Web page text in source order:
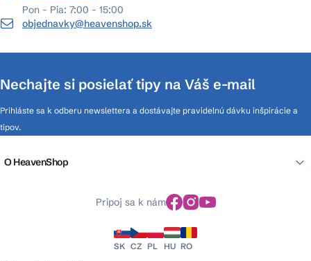
Pon - Pia: 7:00 - 15:00
objednavky@heavenshop.sk
Nechajte si posielať tipy na Váš e-mail
Prihláste sa k odberu newslettera a dostávajte pravidelnú dávku inšpirácie a
tipov.
O HeavenShop
Pripoj sa k nám
SK CZ PL HU RO